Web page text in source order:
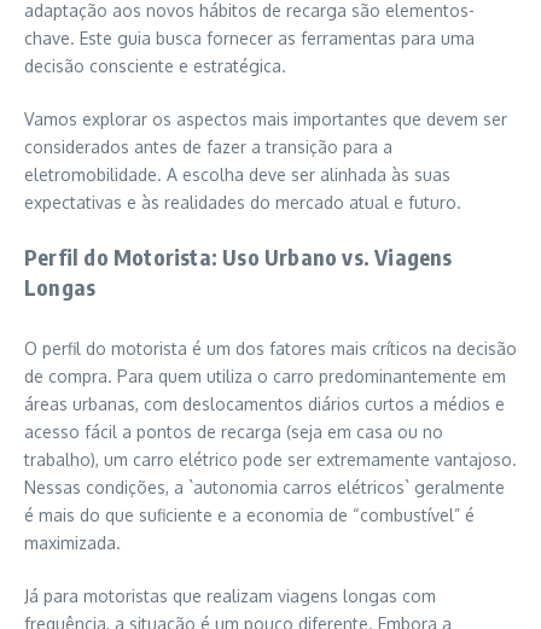
adaptação aos novos hábitos de recarga são elementos-
chave. Este guia busca fornecer as ferramentas para uma
decisão consciente e estratégica.
Vamos explorar os aspectos mais importantes que devem ser
considerados antes de fazer a transição para a
eletromobilidade. A escolha deve ser alinhada às suas
expectativas e às realidades do mercado atual e futuro.
Perfil do Motorista: Uso Urbano vs. Viagens
Longas
O perfil do motorista é um dos fatores mais críticos na decisão
de compra. Para quem utiliza o carro predominantemente em
áreas urbanas, com deslocamentos diários curtos a médios e
acesso fácil a pontos de recarga (seja em casa ou no
trabalho), um carro elétrico pode ser extremamente vantajoso.
Nessas condições, a `autonomia carros elétricos` geralmente
é mais do que suficiente e a economia de “combustível” é
maximizada.
Já para motoristas que realizam viagens longas com
frequência, a situação é um pouco diferente. Embora a